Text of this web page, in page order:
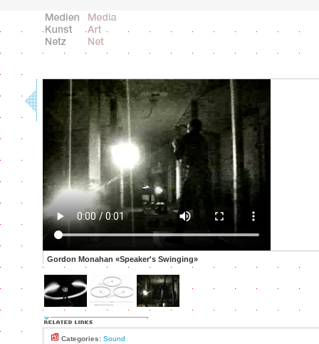
Gordon Monahan «Speaker's Swinging»
Categories: Sound